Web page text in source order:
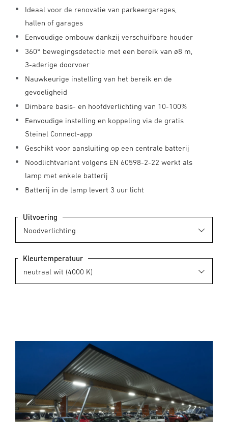
Ideaal voor de renovatie van parkeergarages,
hallen of garages
Eenvoudige ombouw dankzij verschuifbare houder
360° bewegingsdetectie met een bereik van ø8 m,
3-aderige doorvoer
Nauwkeurige instelling van het bereik en de
gevoeligheid
Dimbare basis- en hoofdverlichting van 10-100%
Eenvoudige instelling en koppeling via de gratis
Steinel Connect-app
Geschikt voor aansluiting op een centrale batterij
Noodlichtvariant volgens EN 60598-2-22 werkt als
lamp met enkele batterij
Batterij in de lamp levert 3 uur licht
Uitvoering
Kleurtemperatuur